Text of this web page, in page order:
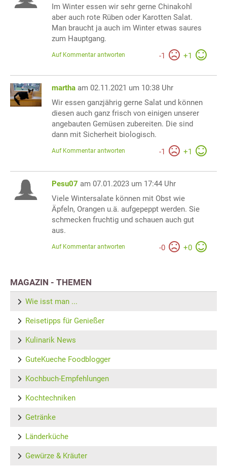
Im Winter essen wir sehr gerne Chinakohl
aber auch rote Rüben oder Karotten Salat.
Man braucht ja auch im Winter etwas saures
zum Hauptgang.
-1 +1
Auf Kommentar antworten
martha am 02.11.2021 um 10:38 Uhr
Wir essen ganzjährig gerne Salat und können
diesen auch ganz frisch von einigen unserer
angebauten Gemüsen zubereiten. Die sind
dann mit Sicherheit biologisch.
-1 +1
Auf Kommentar antworten
Pesu07 am 07.01.2023 um 17:44 Uhr
Viele Wintersalate können mit Obst wie
Äpfeln, Orangen u.ä. aufgepeppt werden. Sie
schmecken fruchtig und schauen auch gut
aus.
-0 +0
Auf Kommentar antworten
MAGAZIN - THEMEN
Wie isst man ...
Reisetipps für Genießer
Kulinarik News
GuteKueche Foodblogger
Kochbuch-Empfehlungen
Kochtechniken
Getränke
Länderküche
Gewürze & Kräuter